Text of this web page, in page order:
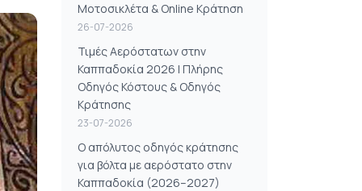
Μοτοσικλέτα & Online Κράτηση
26-07-2026
Τιμές Αερόστατων στην
Καππαδοκία 2026 | Πλήρης
Οδηγός Κόστους & Οδηγός
Κράτησης
23-07-2026
Ο απόλυτος οδηγός κράτησης
για βόλτα με αερόστατο στην
Καππαδοκία (2026–2027)